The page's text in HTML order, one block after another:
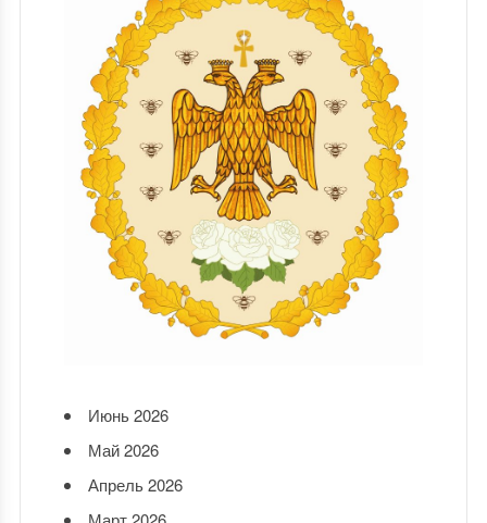
Июнь 2026
Май 2026
Апрель 2026